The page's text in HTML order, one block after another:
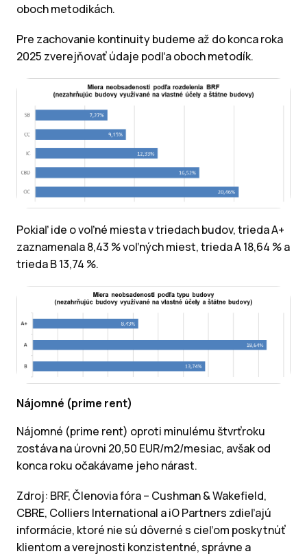
oboch metodikách.
Pre zachovanie kontinuity budeme až do konca roka
2025 zverejňovať údaje podľa oboch metodík.
Pokiaľ ide o voľné miesta v triedach budov, trieda A+
zaznamenala 8,43 % voľných miest, trieda A 18,64 % a
trieda B 13,74 %.
Nájomné (prime rent)
Nájomné (prime rent) oproti minulému štvrťroku
zostáva na úrovni 20,50 EUR/m2/mesiac, avšak od
konca roku očakávame jeho nárast.
Zdroj: BRF,Členoviafóra – Cushman & Wakefield,
CBRE, Colliers International a iO Partners zdieľajú
informácie, ktoré nie sú dôverné s cieľom poskytnúť
klientom a verejnosti konzistentné, správne a